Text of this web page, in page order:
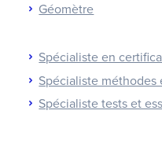
Géomètre
Spécialiste en
Spécialiste méthodes
Spécialiste tests et